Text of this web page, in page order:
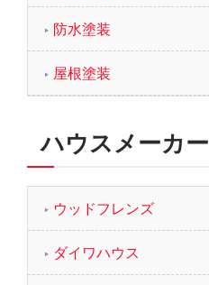
防水塗装
屋根塗装
ハウスメーカー
ウッドフレンズ
ダイワハウス